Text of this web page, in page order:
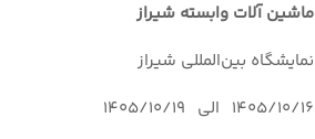
ماشین آلات وابسته شیراز
نمایشگاه بین‌المللی شیراز
1405/10/16 الی 1405/10/19